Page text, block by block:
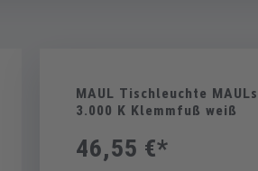
MAUL Tischleuchte
3.000 K Klemmfuß weiß
46,55 €*